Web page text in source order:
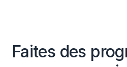
Faites des